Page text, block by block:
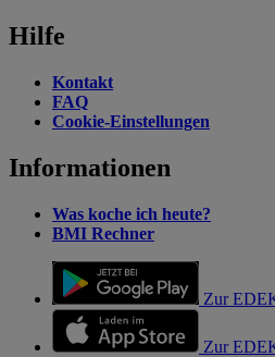
Hilfe
Kontakt
FAQ
Cookie-Einstellungen
Informationen
Was koche ich heute?
BMI Rechner
Zur
Zur